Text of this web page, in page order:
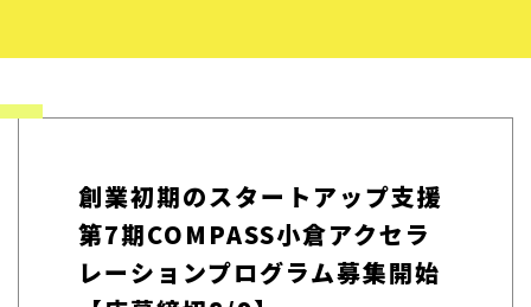
創業初期のスタートアップ支援
第7期COMPASS小倉アクセラ
レーションプログラム募集開始